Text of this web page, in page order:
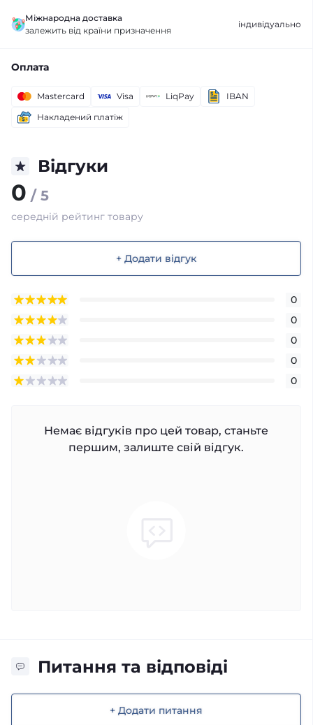
Міжнародна доставка
залежить від країни призначення
індивідуально
Оплата
Mastercard Visa LiqPay
IBAN
Накладений платіж
Відгуки
0 / 5
середній рейтинг товару
+ Додати відгук
0
0
0
0
0
Немає відгуків про цей товар, станьте
першим, залиште свій відгук.
Питання та відповіді
+ Додати питання